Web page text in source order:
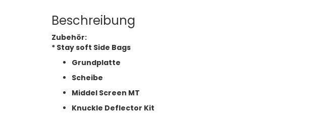
Beschreibung
Zubehör:
* Stay soft Side Bags
Grundplatte
Scheibe
Middel Screen MT
Knuckle Deflector Kit